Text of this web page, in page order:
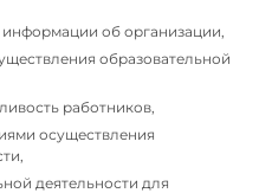
информации об организации,
образовательной
работников,
осуществления
деятельности для